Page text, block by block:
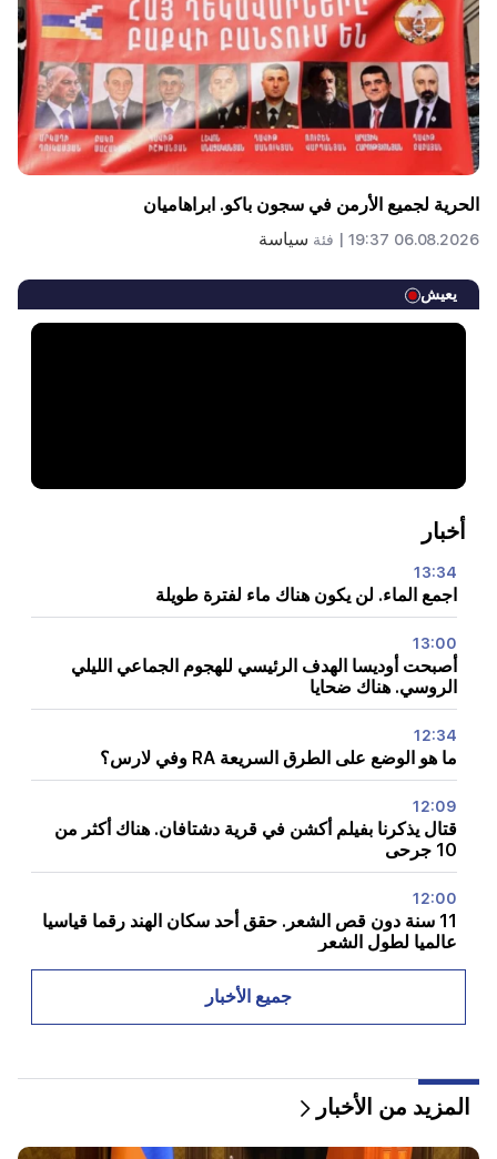
الحرية لجميع الأرمن في سجون باكو. ابراهاميان
06.08.2026 19:37 | فئة سياسة
يعيش
أخبار
13:34
اجمع الماء. لن يكون هناك ماء لفترة طويلة
13:00
أصبحت أوديسا الهدف الرئيسي للهجوم الجماعي الليلي
الروسي. هناك ضحايا
12:34
ما هو الوضع على الطرق السريعة RA وفي لارس؟
12:09
قتال يذكرنا بفيلم أكشن في قرية دشتافان. هناك أكثر من
10 جرحى
12:00
11 سنة دون قص الشعر. حقق أحد سكان الهند رقما قياسيا
عالميا لطول الشعر
اكتشف العلماء فطرًا يسبب هلوسة مماثلة لدى أشخاص من
11:00
وليس بدلا من المعلم. تم الكشف عن الدور المثالي
للروبوتات في المدرسة
جميع الأخبار
المزيد من الأخبار